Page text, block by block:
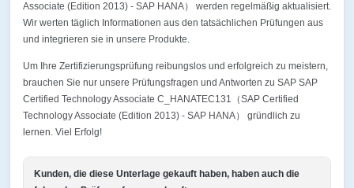
Associate (Edition 2013) - SAP HANA） werden regelmäßig aktualisiert.
Wir werten täglich Informationen aus den tatsächlichen Prüfungen aus
und integrieren sie in unsere Produkte.
Um Ihre Zertifizierungsprüfung reibungslos und erfolgreich zu meistern,
brauchen Sie nur unsere Prüfungsfragen und Antworten zu SAP SAP
Certified Technology Associate C_HANATEC131（SAP Certified
Technology Associate (Edition 2013) - SAP HANA） gründlich zu
lernen. Viel Erfolg!
Kunden, die diese Unterlage gekauft haben, haben auch die